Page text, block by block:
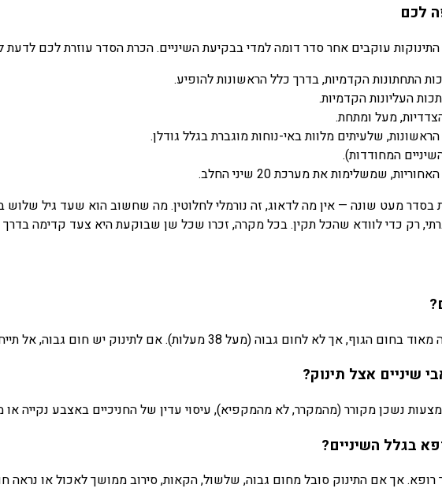
לכם
עוקבים אחר סדר דומה למדי בבקיעת השיניים. הכרת הסדר עוזרת לכם לדעת
התחתונות הקדמיות, בדרך כלל הראשונות להופיע.
העליונות הקדמיות.
מעל ומתחת.
שלעיתים מלוות באי-נוחות מוגברת בגלל גודלן.
המחודדות).
שמשלימות את מערכת 20 שיני החלב.
רק כדי לוודא שהכל תקין. בכל מקרה, זכרו שכל שן שבוקעת היא צעד קדימה בדרך
יש חום גבוה, אל תייחסו זאת לשיניים — בדקו אם מדובר במחלה והיוועצו ברופא במידת הצורך.
אצל תינוק?
נשכן מקורר (מהמקרר, לא מהמקפיא), עיסוי עדין של החניכיים באצבע נקייה או
בגלל השיניים?
אך אם התינוק סובל מחום גבוה, שלשול, הקאות, סירוב ממושך לאכול או נראה